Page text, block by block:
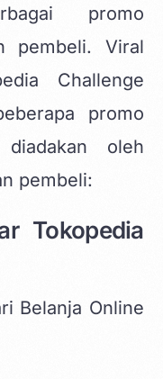
promo
pembeli. Viral
Challenge
promo
oleh
pembeli:
Tokopedia
Belanja Online